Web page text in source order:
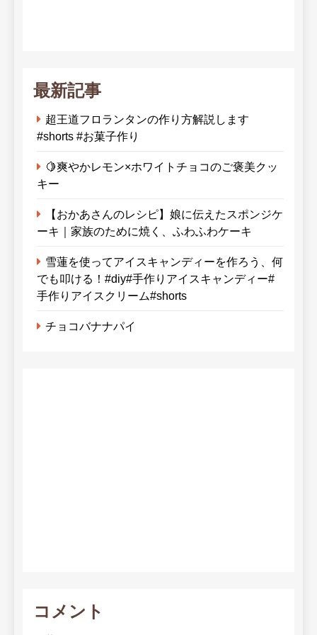
最新記事
超王道フロランタンの作り方解説します
#shorts #お菓子作り
🍋爽やかレモン×ホワイトチョコのご褒美クッ
キー
【おかあさんのレシピ】娘に伝えたスポンジケ
ーキ｜家族のために焼く、ふわふわケーキ
雪蓮を使ってアイスキャンディーを作ろう、何
でも叩ける！#diy#手作りアイスキャンディー#
手作りアイスクリーム#shorts
チョコバナナパイ
コメント